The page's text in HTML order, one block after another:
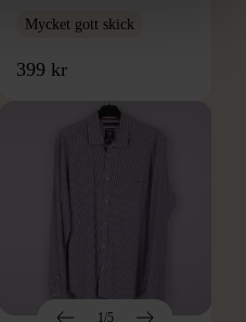
Mycket gott skick
399 kr
1/5